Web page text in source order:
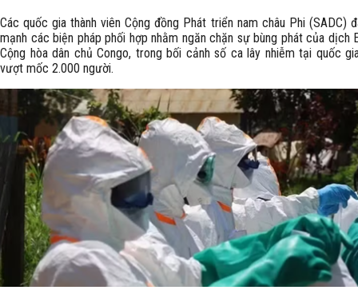
Các quốc gia thành viên Cộng đồng Phát triển nam châu Phi (SADC)
mạnh các biện pháp phối hợp nhằm ngăn chặn sự bùng phát của dịch
Cộng hòa dân chủ Congo, trong bối cảnh số ca lây nhiễm tại quốc
vượt mốc 2.000 người.